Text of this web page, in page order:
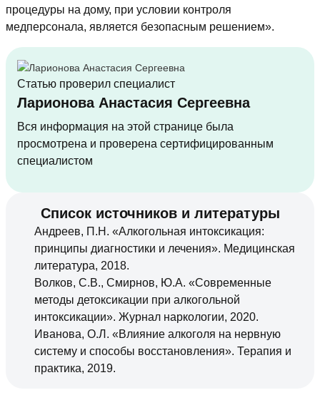
процедуры на дому, при условии контроля
медперсонала, является безопасным решением».
Статью проверил специалист
Ларионова Анастасия Сергеевна
Вся информация на этой странице была
просмотрена и проверена сертифицированным
специалистом
Список источников и литературы
Андреев, П.Н. «Алкогольная интоксикация:
принципы диагностики и лечения». Медицинская
литература, 2018.
Волков, С.В., Смирнов, Ю.А. «Современные
методы детоксикации при алкогольной
интоксикации». Журнал наркологии, 2020.
Иванова, О.Л. «Влияние алкоголя на нервную
систему и способы восстановления». Терапия и
практика, 2019.